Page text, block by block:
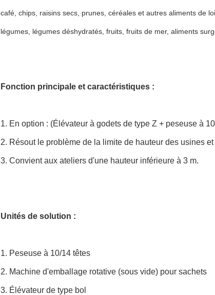
café, chips, raisins secs, prunes, céréales et autres aliments de
légumes, légumes déshydratés, fruits, fruits de mer, aliments
Fonction principale et caractéristiques :
1. En option : (Élévateur à godets de type Z + peseuse à
2. Résout le problème de la limite de hauteur des usines
3. Convient aux ateliers d'une hauteur inférieure à 3 m.
Unités de solution :
1. Peseuse à 10/14 têtes
2. Machine d'emballage rotative (sous vide) pour sachets
3. Élévateur de type bol